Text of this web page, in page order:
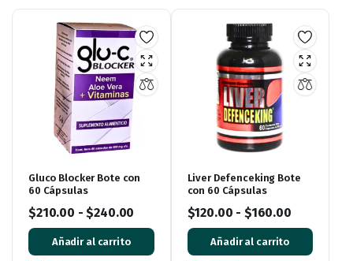
Gluco Blocker Bote con
60 Cápsulas
$210.00 -$240.00
Añadir al carrito
Liver Defenceking Bote
con 60 Cápsulas
$120.00 - $160.00
Añadir al carrito